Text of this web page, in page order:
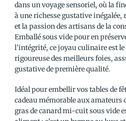
dans un voyage sensoriel, où la
à une richesse gustative
et la passion des artisans de la
Emballé sous vide pour en
l’intégrité, ce joyau culinaire est
rigoureuse des meilleurs foies,
gustative de première qualité.
Idéal pour embellir vos tables de
cadeau mémorable aux amateurs
gras de canard mi-cuit sous vide